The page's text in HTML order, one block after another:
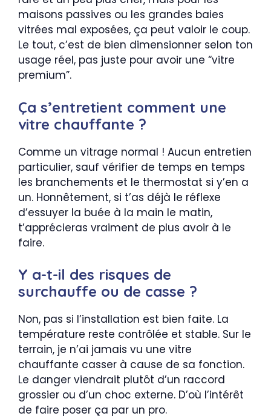
maisons passives ou les grandes baies
vitrées mal exposées, ça peut valoir le coup.
Le tout, c’est de bien dimensionner selon ton
usage réel, pas juste pour avoir une “vitre
premium”.
Ça s’entretient comment une
vitre chauffante ?
Comme un vitrage normal ! Aucun entretien
particulier, sauf vérifier de temps en temps
les branchements et le thermostat si y’en a
un. Honnêtement, si t’as déjà le réflexe
d’essuyer la buée à la main le matin,
t’apprécieras vraiment de plus avoir à le
faire.
Y a-t-il des risques de
surchauffe ou de casse ?
Non, pas si l’installation est bien faite. La
température reste contrôlée et stable. Sur le
terrain, je n’ai jamais vu une vitre
chauffante casser à cause de sa fonction.
Le danger viendrait plutôt d’un raccord
grossier ou d’un choc externe. D’où l’intérêt
de faire poser ça par un pro.